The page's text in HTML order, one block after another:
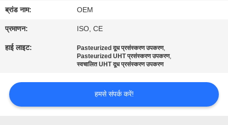
विनती
करे
PRIVACY
POLICY
ब्रांड नाम: OEM
प्रमाणन: ISO, CE
हाई लाइट: Pasteurized दूध प्रसंस्करण उपकरण,
Pasteurized UHT प्रसंस्करण उपकरण,
स्वचालित UHT दूध प्रसंस्करण उपकरण
हमसे संपर्क करें!